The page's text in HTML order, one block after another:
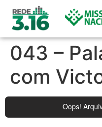
043 –
com